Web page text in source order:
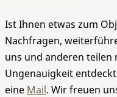
Ist Ihnen etwas zum
Nachfragen,
uns und anderen teilen
Ungenauigkeit
eine Mail. Wir freuen